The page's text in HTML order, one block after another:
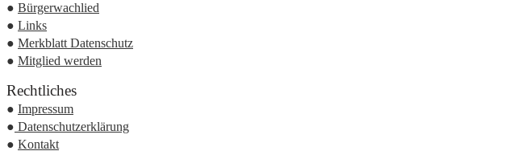
● Bürgerwachlied
● Links
● Merkblatt Datenschutz
● Mitglied werden
Rechtliches
● Impressum
● Datenschutzerklärung
● Kontakt